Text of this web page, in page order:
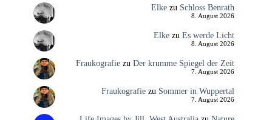
Elkezu Schloss Benrath
8. August 2026
Elkezu Es werde Licht
8. August 2026
Fraukografiezu Der krumme Spiegel der Zeit
7. August 2026
Fraukografiezu Sommer in Wuppertal
7. August 2026